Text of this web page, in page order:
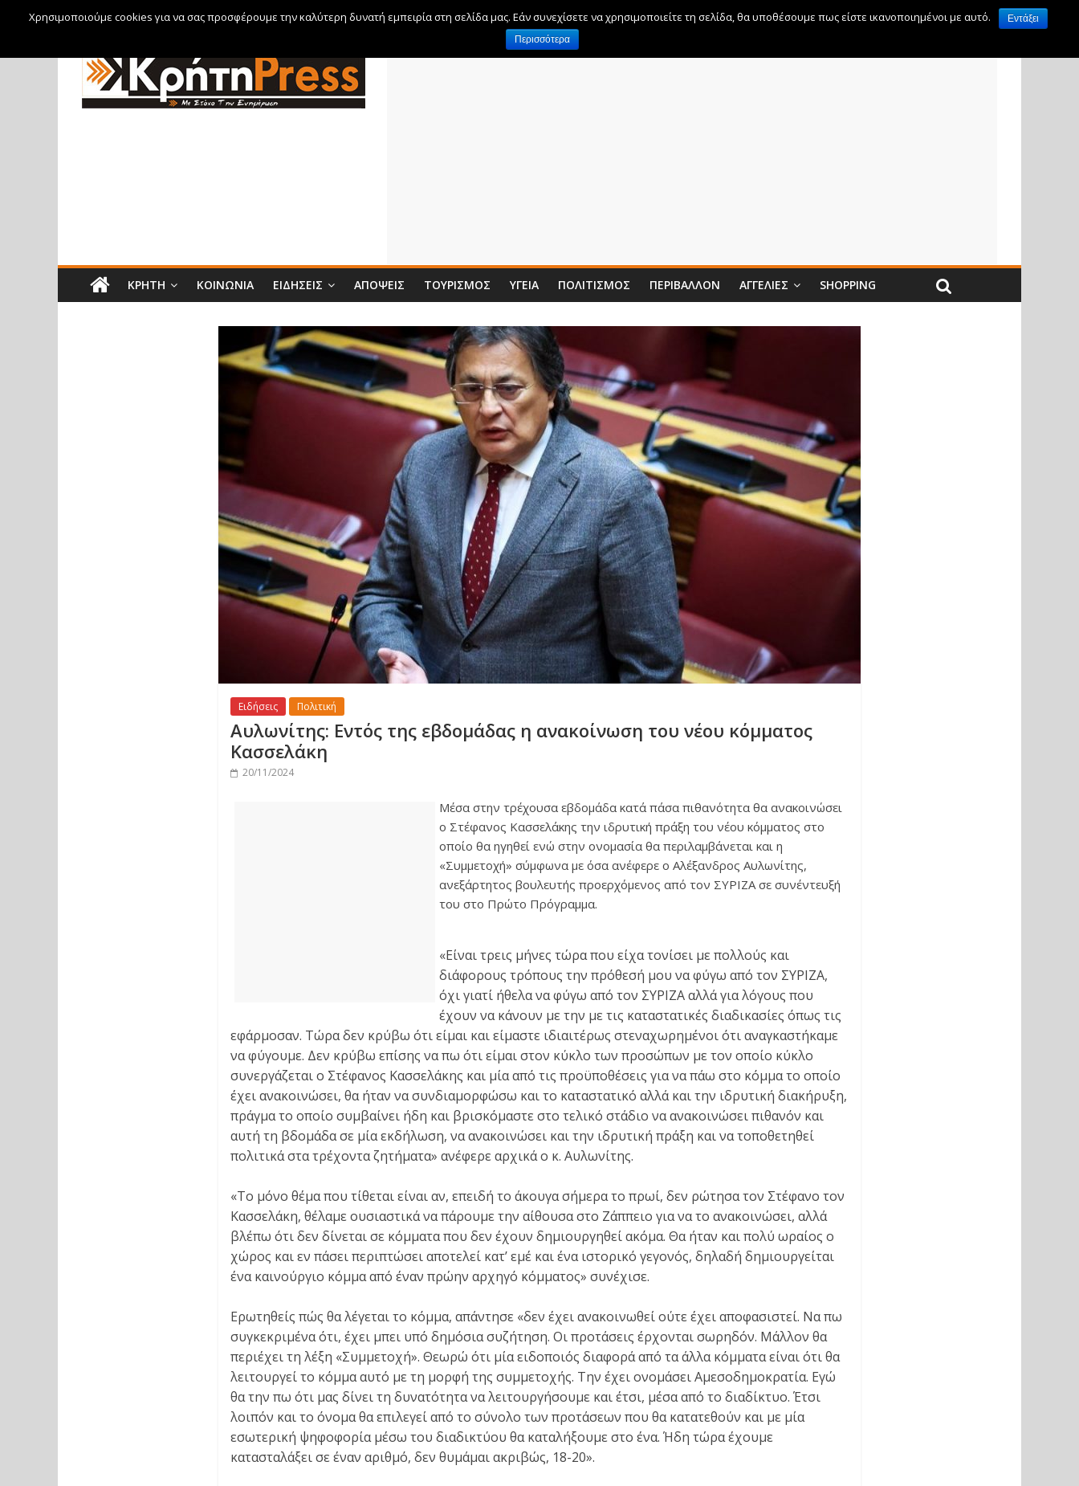
Παρασκευή, 7 Αυγούστου, 2026
ΚΡΉΤΗ ΚΟΙΝΩΝΊΑ ΕΙΔΉΣΕΙΣ ΑΠΌΨΕΙΣ ΤΟΥΡΙΣΜΌΣ ΥΓΕΊΑ ΠΟΛΙΤΙΣΜΌΣ ΠΕΡΙΒΆΛΛΟΝ ΑΓΓΕΛΊΕΣ SHOPPING
Ειδήσεις Πολιτική
Αυλωνίτης: Εντός της εβδομάδας η ανακοίνωση του νέου κόμματος
Κασσελάκη
20/11/2024
Μέσα στην τρέχουσα εβδομάδα κατά πάσα πιθανότητα θα ανακοινώσει
ο Στέφανος Κασσελάκης την ιδρυτική πράξη του νέου κόμματος στο
οποίο θα ηγηθεί ενώ στην ονομασία θα περιλαμβάνεται και η
«Συμμετοχή» σύμφωνα με όσα ανέφερε ο Αλέξανδρος Αυλωνίτης,
ανεξάρτητος βουλευτής προερχόμενος από τον ΣΥΡΙΖΑ σε συνέντευξή
του στο Πρώτο Πρόγραμμα.
«Είναι τρεις μήνες τώρα που είχα τονίσει με πολλούς και
διάφορους τρόπους την πρόθεσή μου να φύγω από τον ΣΥΡΙΖΑ,
όχι γιατί ήθελα να φύγω από τον ΣΥΡΙΖΑ αλλά για λόγους που
έχουν να κάνουν με την με τις καταστατικές διαδικασίες όπως τις
εφάρμοσαν. Τώρα δεν κρύβω ότι είμαι και είμαστε ιδιαιτέρως στεναχωρημένοι ότι αναγκαστήκαμε
να φύγουμε. Δεν κρύβω επίσης να πω ότι είμαι στον κύκλο των προσώπων με τον οποίο κύκλο
συνεργάζεται ο Στέφανος Κασσελάκης και μία από τις προϋποθέσεις για να πάω στο κόμμα το οποίο
έχει ανακοινώσει, θα ήταν να συνδιαμορφώσω και το καταστατικό αλλά και την ιδρυτική διακήρυξη,
πράγμα το οποίο συμβαίνει ήδη και βρισκόμαστε στο τελικό στάδιο να ανακοινώσει πιθανόν και
αυτή τη βδομάδα σε μία εκδήλωση, να ανακοινώσει και την ιδρυτική πράξη και να τοποθετηθεί
πολιτικά στα τρέχοντα ζητήματα» ανέφερε αρχικά ο κ. Αυλωνίτης.
«Το μόνο θέμα που τίθεται είναι αν, επειδή το άκουγα σήμερα το πρωί, δεν ρώτησα τον Στέφανο τον
Κασσελάκη, θέλαμε ουσιαστικά να πάρουμε την αίθουσα στο Ζάππειο για να το ανακοινώσει, αλλά
βλέπω ότι δεν δίνεται σε κόμματα που δεν έχουν δημιουργηθεί ακόμα. Θα ήταν και πολύ ωραίος ο
χώρος και εν πάσει περιπτώσει αποτελεί κατ’ εμέ και ένα ιστορικό γεγονός, δηλαδή δημιουργείται
ένα καινούργιο κόμμα από έναν πρώην αρχηγό κόμματος» συνέχισε.
Ερωτηθείς πώς θα λέγεται το κόμμα, απάντησε «δεν έχει ανακοινωθεί ούτε έχει αποφασιστεί. Να πω
συγκεκριμένα ότι, έχει μπει υπό δημόσια συζήτηση. Οι προτάσεις έρχονται σωρηδόν. Μάλλον θα
περιέχει τη λέξη «Συμμετοχή». Θεωρώ ότι μία ειδοποιός διαφορά από τα άλλα κόμματα είναι ότι θα
λειτουργεί το κόμμα αυτό με τη μορφή της συμμετοχής. Την έχει ονομάσει Αμεσοδημοκρατία. Εγώ
θα την πω ότι μας δίνει τη δυνατότητα να λειτουργήσουμε και έτσι, μέσα από το διαδίκτυο. Έτσι
λοιπόν και το όνομα θα επιλεγεί από το σύνολο των προτάσεων που θα κατατεθούν και με μία
εσωτερική ψηφοφορία μέσω του διαδικτύου θα καταλήξουμε στο ένα. Ήδη τώρα έχουμε
κατασταλάξει σε έναν αριθμό, δεν θυμάμαι ακριβώς, 18-20».
Χρησιμοποιούμε cookies για να σας προσφέρουμε την καλύτερη δυνατή εμπειρία στη σελίδα μας. Εάν συνεχίσετε να χρησιμοποιείτε τη σελίδα, θα υποθέσουμε πως είστε ικανοποιημένοι με αυτό.
Εντάξει
Περισσότερα